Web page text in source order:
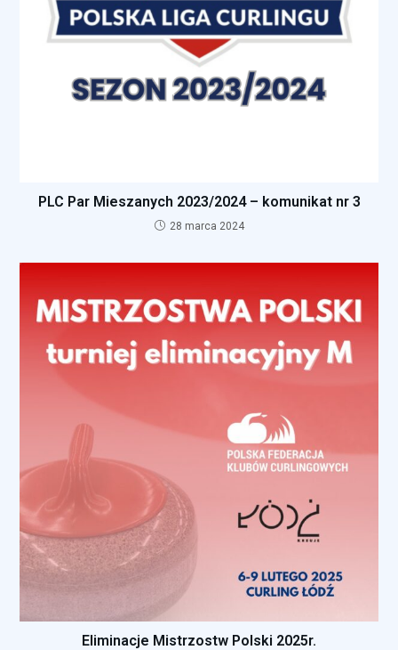
PLC Par Mieszanych 2023/2024 – komunikat nr 3
28 marca 2024
Eliminacje Mistrzostw Polski 2025r.